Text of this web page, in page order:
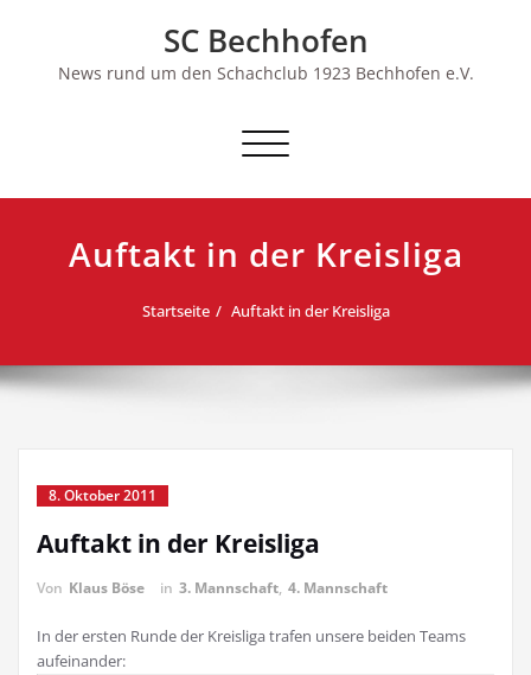
SC Bechhofen
News rund um den Schachclub 1923 Bechhofen e.V.
Schalte
Auftakt in der Kreisliga
Startseite Auftakt in der Kreisliga
8. Oktober 2011
Auftakt in der Kreisliga
Von Klaus Böse in 3. Mannschaft, 4. Mannschaft
In der ersten Runde der Kreisliga trafen unsere beiden Teams
aufeinander: